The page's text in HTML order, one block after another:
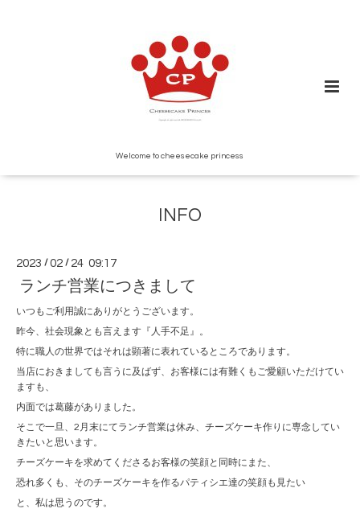
Welcome to cheesecake princess
INFO
2023 /02 / 24 09:17
ランチ営業につきまして
いつもご利用誠にありがとうございます。
昨今、社会現象とも言えます『人手不足』。
特に職人の世界ではそれは顕著に表れているところであります。
当店におきましても言うに及ばず、お客様には有難くもご愛顧いただけてい
ますも、
内面では葛藤がありました。
そこで一旦、2月末にてランチ営業は休み、チーズケーキ作りに専念してい
きたいと思います。
チーズケーキを求めてくださるお客様の笑顔と同時にまた、
恐れ多くも、そのチーズケーキを作るパティシエ達の笑顔も見たい
と、私は思うのです。